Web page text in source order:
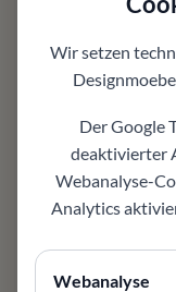
5 Armlehnen (1–5),
auf Sitzhöhe, PUR-
Matratze, Größen
142/162×197 cm.
Komfortschlafhöhe
Dauerschläfer
3.385,00 €*¹
3.067,00 €*¹
Wir setzen
Der Google
deaktivierter
Webanalyse-
Analytics
Webanalyse